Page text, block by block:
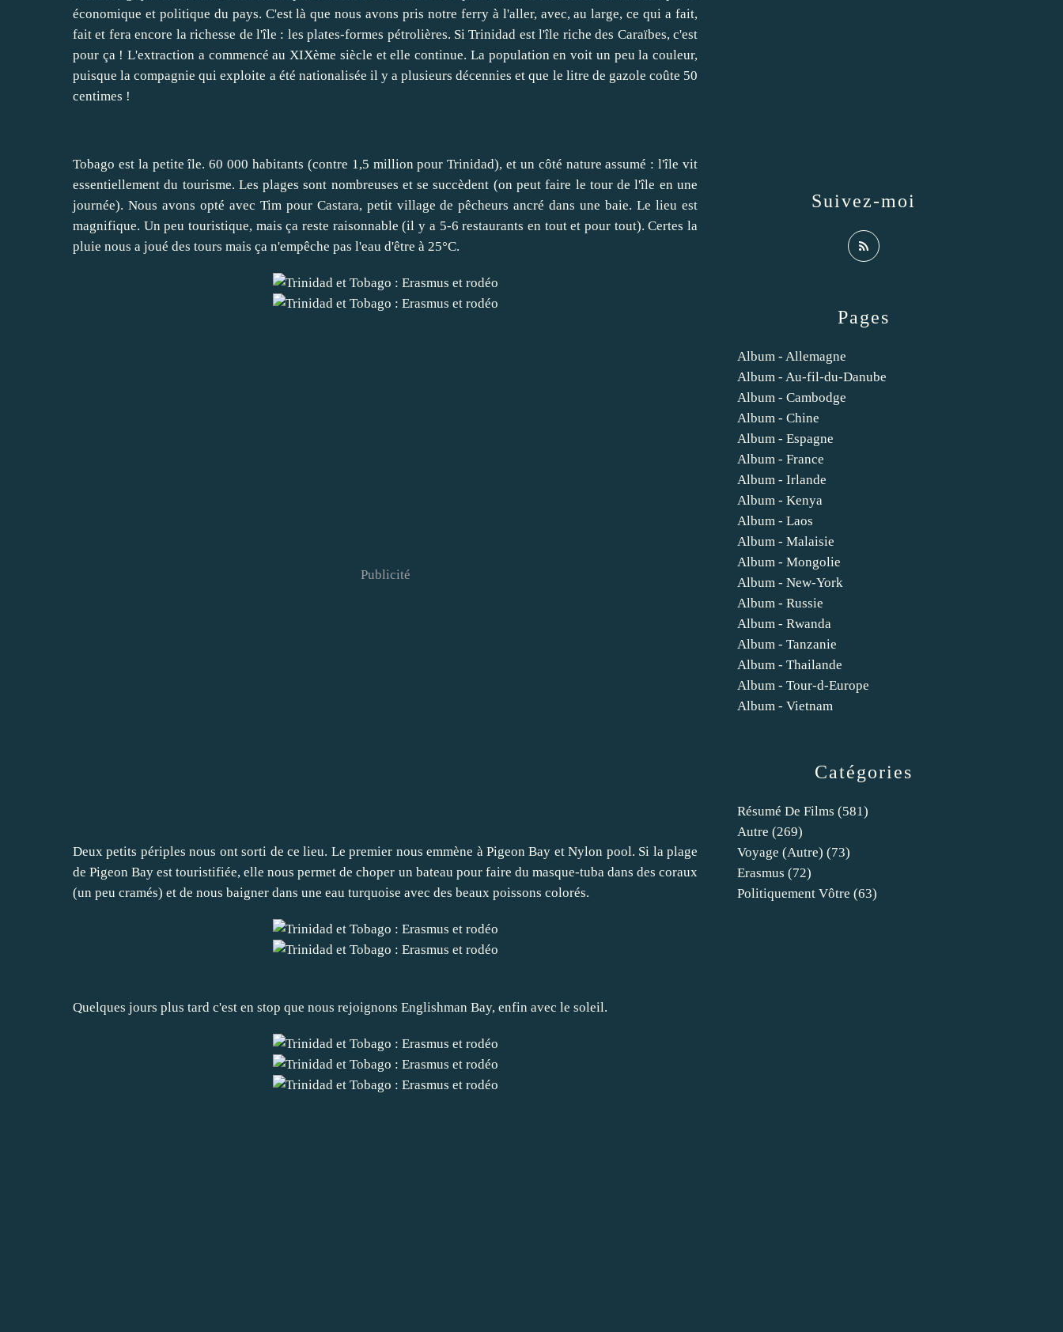
économique et politique du pays. C'est là que nous avons pris notre ferry à l'aller, avec, au large, ce qui a fait,
fait et fera encore la richesse de l'île : les plates-formes pétrolières. Si Trinidad est l'île riche des Caraïbes, c'est
pour ça ! L'extraction a commencé au XIXème siècle et elle continue. La population en voit un peu la couleur,
puisque la compagnie qui exploite a été nationalisée il y a plusieurs décennies et que le litre de gazole coûte 50
centimes !
Tobago est la petite île. 60 000 habitants (contre 1,5 million pour Trinidad), et un côté nature assumé : l'île vit
essentiellement du tourisme. Les plages sont nombreuses et se succèdent (on peut faire le tour de l'île en une
journée). Nous avons opté avec Tim pour Castara, petit village de pêcheurs ancré dans une baie. Le lieu est
magnifique. Un peu touristique, mais ça reste raisonnable (il y a 5-6 restaurants en tout et pour tout). Certes la
pluie nous a joué des tours mais ça n'empêche pas l'eau d'être à 25°C.
Publicité
Deux petits périples nous ont sorti de ce lieu. Le premier nous emmène à Pigeon Bay et Nylon pool. Si la plage
de Pigeon Bay est touristifiée, elle nous permet de choper un bateau pour faire du masque-tuba dans des coraux
(un peu cramés) et de nous baigner dans une eau turquoise avec des beaux poissons colorés.
Quelques jours plus tard c'est en stop que nous rejoignons Englishman Bay, enfin avec le soleil.
Catégories
Résumé De Films (581)
Autre (269)
Voyage (autre) (73)
Erasmus (72)
Politiquement Vôtre (63)
Pages
Album - Allemagne
Album - Au-fil-du-Danube
Album - Cambodge
Album - Chine
Album - Espagne
Album - France
Album - Irlande
Album - Kenya
Album - Laos
Album - Malaisie
Album - Mongolie
Album - New-York
Album - Russie
Album - Rwanda
Album - Tanzanie
Album - Thailande
Album - Tour-d-Europe
Album - Vietnam
Suivez-moi